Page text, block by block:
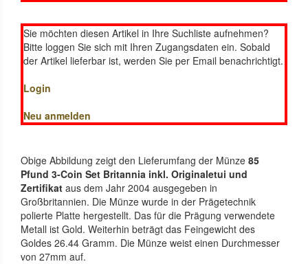
Sie möchten diesen Artikel in Ihre Suchliste aufnehmen?
Bitte loggen Sie sich mit Ihren Zugangsdaten ein. Sobald
der Artikel lieferbar ist, werden Sie per Email benachrichtigt.
Login
Neu anmelden
Obige Abbildung zeigt den Lieferumfang der Münze 85
Pfund 3-Coin Set Britannia inkl. Originaletui und
Zertifikat aus dem Jahr 2004 ausgegeben in
Großbritannien. Die Münze wurde in der Prägetechnik
polierte Platte hergestellt. Das für die Prägung verwendete
Metall ist Gold. Weiterhin beträgt das Feingewicht des
Goldes 26.44 Gramm. Die Münze weist einen Durchmesser
von 27mm auf.